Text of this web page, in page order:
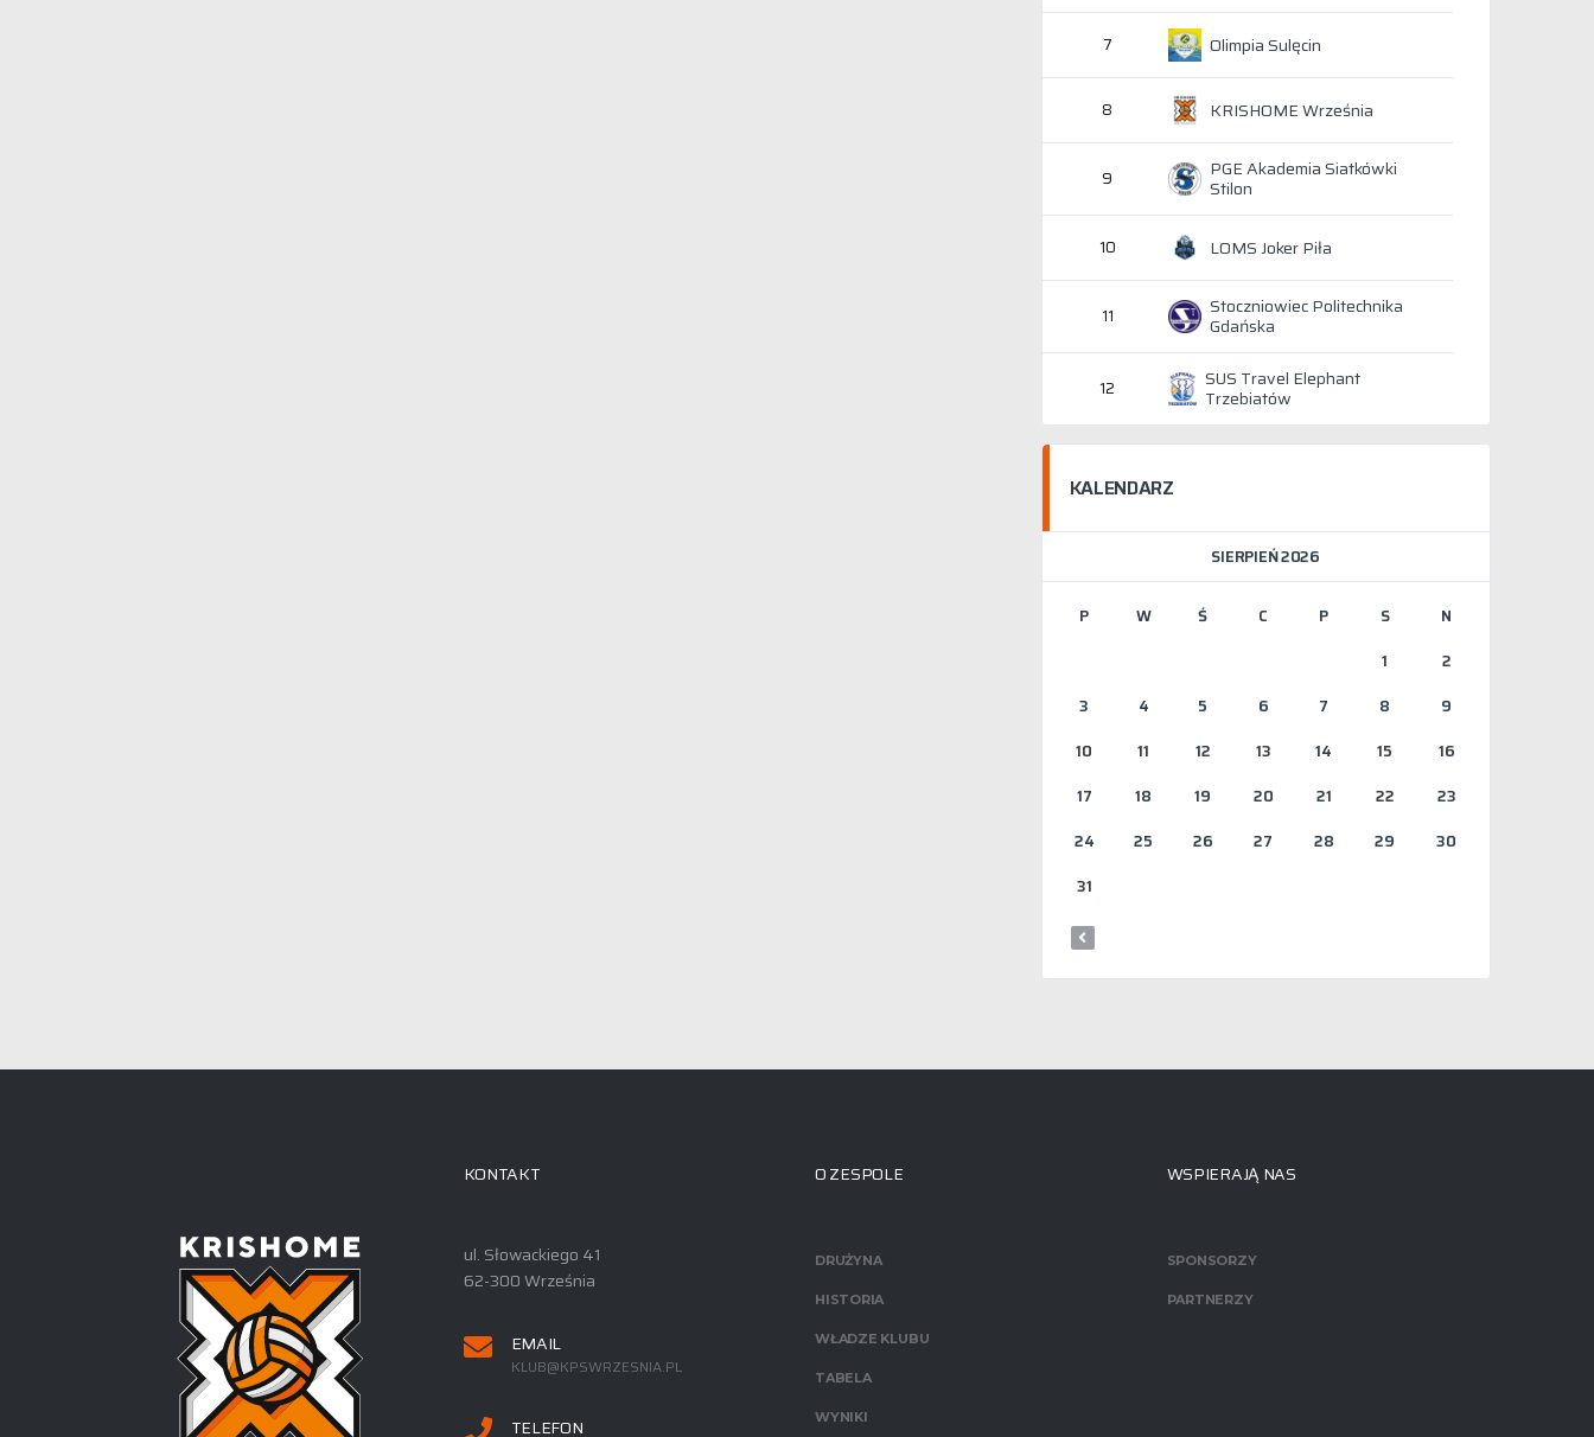
7 Olimpia Sulęcin
8 KRISHOME Września
9 PGE Akademia Siatkówki
Stilon
10 LOMS Joker Piła
11 Stoczniowiec Politechnika
Gdańska
12 SUS Travel Elephant
Trzebiatów
KALENDARZ
SIERPIEŃ 2026
P W Ś C P S
N
1
2
3
4 5 6 7 8
9
10
11 12 13 14 15
16
17
18 19 20 21 22
23
24
25 26 27 28 29
30
31
KONTAKT
ul. Słowackiego 41
62-300 Września
EMAIL
KLUB@KPSWRZESNIA.PL
TELEFON
O ZESPOLE
DRUŻYNA
HISTORIA
WŁADZE KLUBU
TABELA
WYNIKI
WSPIERAJĄ NAS
SPONSORZY
PARTNERZY